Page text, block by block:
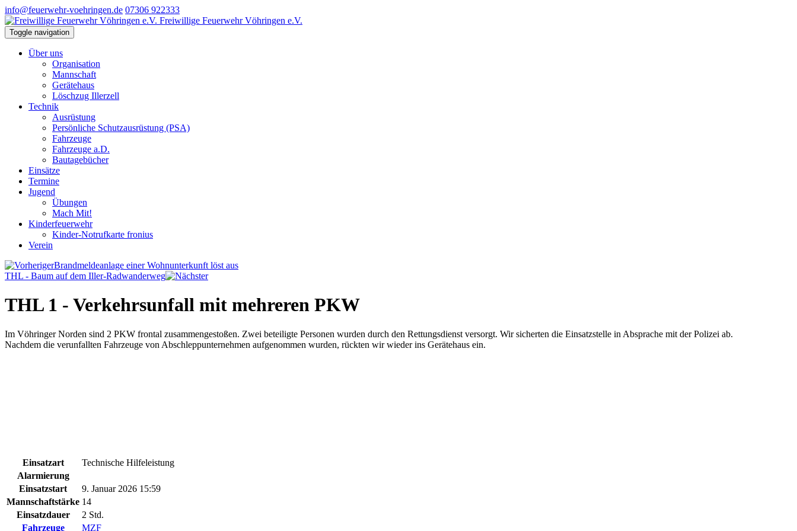
info@feuerwehr-voehringen.de 07306 922333
Freiwillige Feuerwehr Vöhringen e.V.
Toggle navigation
Über uns
Organisation
Mannschaft
Gerätehaus
Löschzug Illerzell
Technik
Ausrüstung
Persönliche Schutzausrüstung (PSA)
Fahrzeuge
Fahrzeuge a.D.
Bautagebücher
Einsätze
Termine
Jugend
Übungen
Mach Mit!
Kinderfeuerwehr
Kinder-Notrufkarte fronius
Verein
Brandmeldeanlage einer Wohnunterkunft löst aus
THL - Baum auf dem Iller-Radwanderweg
THL 1 - Verkehrsunfall mit mehreren PKW
Im Vöhringer Norden sind 2 PKW frontal zusammengestoßen. Zwei beteiligte Personen wurden durch den Rettungsdienst versorgt. Wir sicherten die Einsatzstelle in Absprache mit der Polizei ab.
Nachdem die verunfallten Fahrzeuge von Abschleppunternehmen aufgenommen wurden, rückten wir wieder ins Gerätehaus ein.
Einsatzart
Technische Hilfeleistung
Alarmierung
Einsatzstart
9. Januar 2026 15:59
Mannschaftstärke 14
Einsatzdauer
2 Std.
Fahrzeuge
MZF